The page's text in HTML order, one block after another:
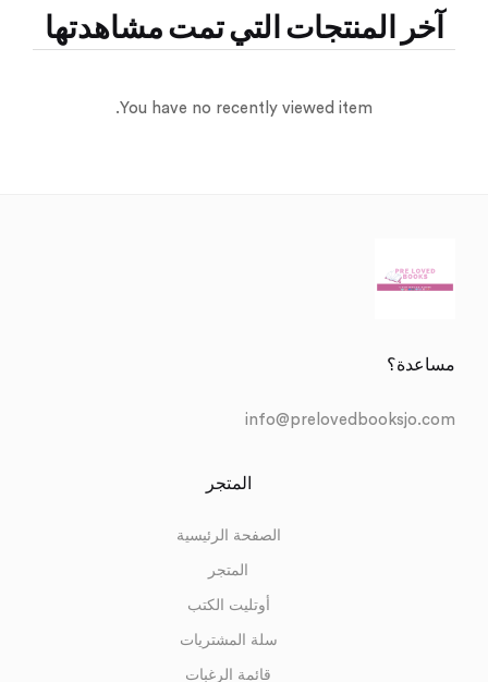
آخر المنتجات التي تمت مشاهدتها
You have no recently viewed item.
مساعدة؟
info@prelovedbooksjo.com
المتجر
الصفحة الرئيسية
المتجر
أوتليت الكتب
سلة المشتريات
قائمة الرغبات